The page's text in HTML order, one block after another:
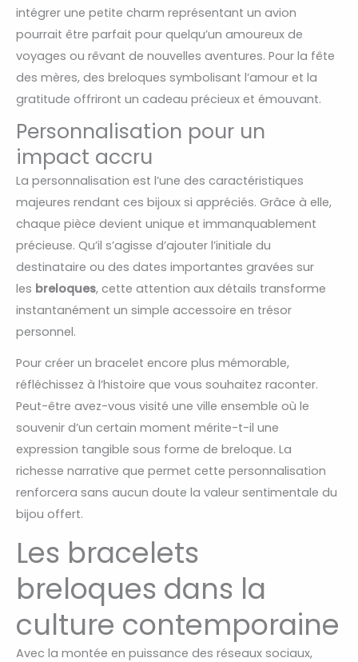
intégrer une petite charm représentant un avion
pourrait être parfait pour quelqu’un amoureux de
voyages ou rêvant de nouvelles aventures. Pour la fête
des mères, des breloques symbolisant l’amour et la
gratitude offriront un cadeau précieux et émouvant.
Personnalisation pour un
impact accru
La personnalisation est l’une des caractéristiques
majeures rendant ces bijoux si appréciés. Grâce à elle,
chaque pièce devient unique et immanquablement
précieuse. Qu’il s’agisse d’ajouter l’initiale du
destinataire ou des dates importantes gravées sur
les breloques, cette attention aux détails transforme
instantanément un simple accessoire en trésor
personnel.
Pour créer un bracelet encore plus mémorable,
réfléchissez à l’histoire que vous souhaitez raconter.
Peut-être avez-vous visité une ville ensemble où le
souvenir d’un certain moment mérite-t-il une
expression tangible sous forme de breloque. La
richesse narrative que permet cette personnalisation
renforcera sans aucun doute la valeur sentimentale du
bijou offert.
Les bracelets
breloques dans la
culture contemporaine
Avec la montée en puissance des réseaux sociaux,